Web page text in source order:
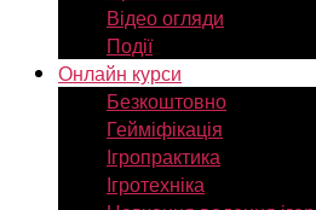
Відео огляди
Події
Онлайн курси
Безкоштовно
Гейміфікація
Ігропрактика
Ігротехніка